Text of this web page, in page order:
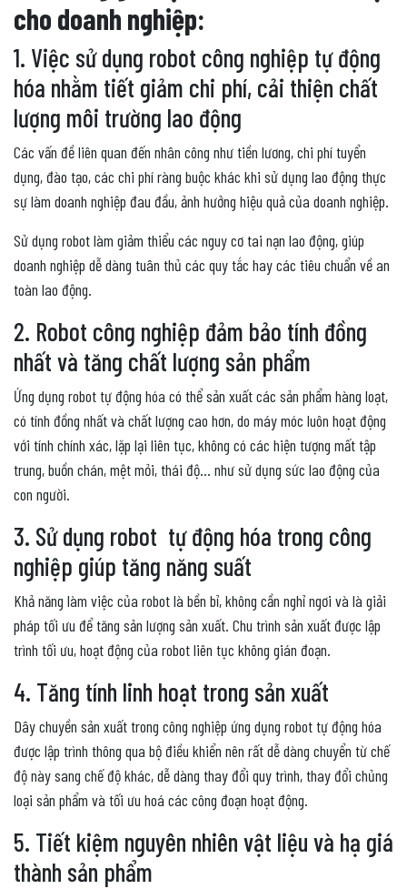
cho doanh nghiệp:
1. Việc sử dụng robot công nghiệp tự động
hóa nhằm tiết giảm chi phí, cải thiện chất
lượng môi trường lao động
Các vấn đề liên quan đến nhân công như tiền lương, chi phí tuyển
dụng, đào tạo, các chi phí ràng buộc khác khi sử dụng lao động thực
sự làm doanh nghiệp đau đầu, ảnh hưởng hiệu quả của doanh nghiệp.
Sử dụng robot làm giảm thiểu các nguy cơ tai nạn lao động, giúp
doanh nghiệp dễ dàng tuân thủ các quy tắc hay các tiêu chuẩn về an
toàn lao động.
2. Robot công nghiệp đảm bảo tính đồng
nhất và tăng chất lượng sản phẩm
Ứng dụng robot tự động hóa có thể sản xuất các sản phẩm hàng loạt,
có tính đồng nhất và chất lượng cao hơn, do máy móc luôn hoạt động
với tính chính xác, lặp lại liên tục, không có các hiện tượng mất tập
trung, buồn chán, mệt mỏi, thái độ… như sử dụng sức lao động của
con người.
3. Sử dụng robot tự động hóa trong công
nghiệp giúp tăng năng suất
Khả năng làm việc của robot là bền bỉ, không cần nghỉ ngơi và là giải
pháp tối ưu để tăng sản lượng sản xuất. Chu trình sản xuất được lập
trình tối ưu, hoạt động của robot liên tục không gián đoạn.
4. Tăng tính linh hoạt trong sản xuất
Dây chuyền sản xuất trong công nghiệp ứng dụng robot tự động hóa
được lập trình thông qua bộ điều khiển nên rất dễ dàng chuyển từ chế
độ này sang chế độ khác, dễ dàng thay đổi quy trình, thay đổi chủng
loại sản phẩm và tối ưu hoá các công đoạn hoạt động.
5. Tiết kiệm nguyên nhiên vật liệu và hạ giá
thành sản phẩm